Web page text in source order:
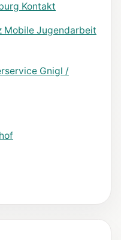
Kontakt
Mobile Jugendarbeit
Gnigl /